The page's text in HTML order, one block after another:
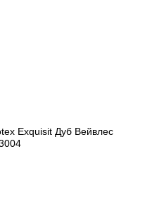
Exquisit Дуб Вейвлес